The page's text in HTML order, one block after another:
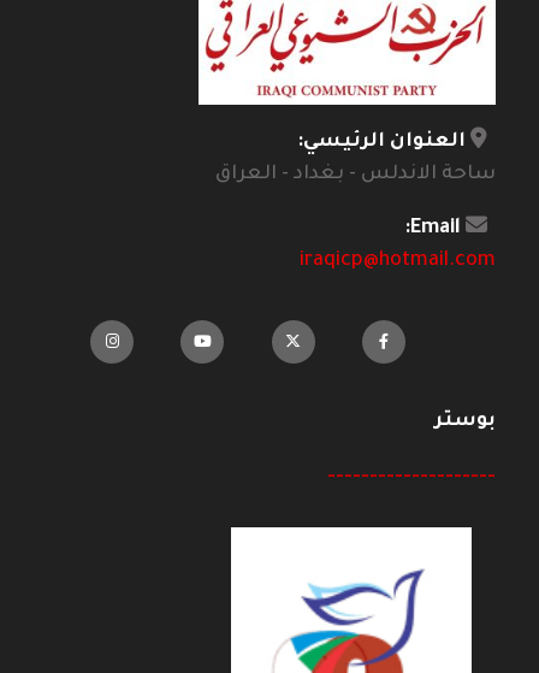
العنوان الرئيسي:
ساحة الاندلس - بغداد - العراق
Email:
iraqicp@hotmail.com
بوستر
--------------------